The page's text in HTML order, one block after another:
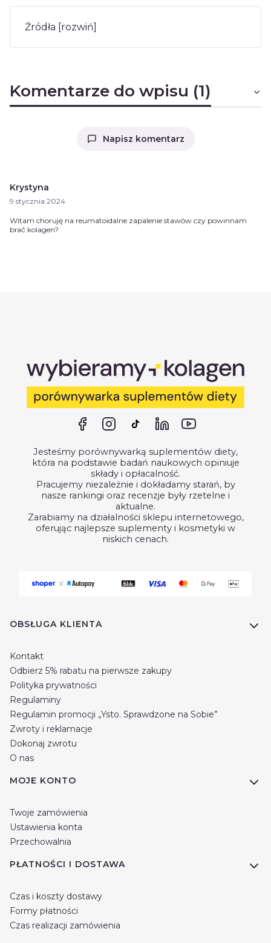
Źródła [rozwiń]
Komentarze do wpisu (1)
Napisz komentarz
Krystyna
9 stycznia 2024
Witam choruję na reumatoidalne zapalenie stawów czy powinnam
brać kolagen?
Jesteśmy porównywarką suplementów diety,
która na podstawie badań naukowych opiniuje
składy i opłacalność.
Pracujemy niezależnie i dokładamy starań, by
nasze rankingi oraz recenzje były rzetelne i
aktualne.
Zarabiamy na działalności sklepu internetowego,
oferując najlepsze suplementy i kosmetyki w
niskich cenach.
Linki w stopce
OBSŁUGA KLIENTA
Kontakt
Odbierz 5% rabatu na pierwsze zakupy
Polityka prywatności
Regulaminy
Regulamin promocji „Ysto. Sprawdzone na Sobie”
Zwroty i reklamacje
Dokonaj zwrotu
O nas
MOJE KONTO
Twoje zamówienia
Ustawienia konta
Przechowalnia
PŁATNOŚCI I DOSTAWA
Czas i koszty dostawy
Formy płatności
Czas realizacji zamówienia